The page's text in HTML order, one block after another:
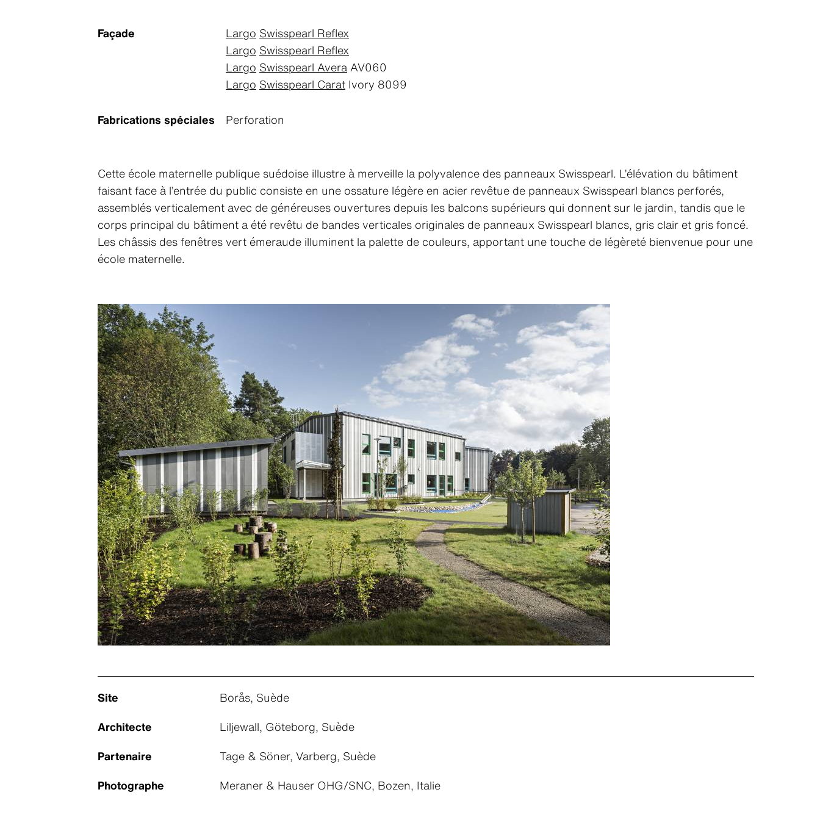
Façade Largo Swisspearl Reflex
Largo Swisspearl Reflex
Largo Swisspearl AveraAV060
Largo Swisspearl Carat Ivory 8099
Fabrications spéciales Perforation
Cette école maternelle publique suédoise illustre à merveille la polyvalence des panneaux Swisspearl. L’élévation du bâtiment
faisant face à l’entrée du public consiste en une ossature légère en acier revêtue de panneaux Swisspearl blancs perforés,
assemblés verticalement avec de généreuses ouvertures depuis les balcons supérieurs qui donnent sur le jardin, tandis que le
corps principal du bâtiment a été revêtu de bandes verticales originales de panneaux Swisspearl blancs, gris clair et gris foncé.
Les châssis des fenêtres vert émeraude illuminent la palette de couleurs, apportant une touche de légèreté bienvenue pour une
école maternelle.
Site
Borås, Suède
Architecte
Liljewall, Göteborg, Suède
Partenaire
Tage & Söner, Varberg, Suède
Photographe
Meraner & Hauser OHG/SNC, Bozen, Italie